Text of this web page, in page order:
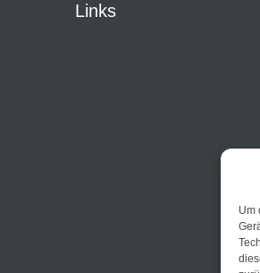
Um
Links